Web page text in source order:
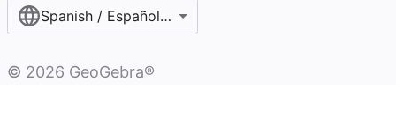
Spanish / Español (internacional)
© 2026 GeoGebra®